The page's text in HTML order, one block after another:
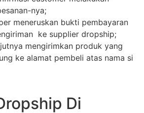
nya;
meneruskan bukti pembayaran
ke supplier dropship;
mengirimkan produk yang
ke alamat pembeli atas nama si
Di